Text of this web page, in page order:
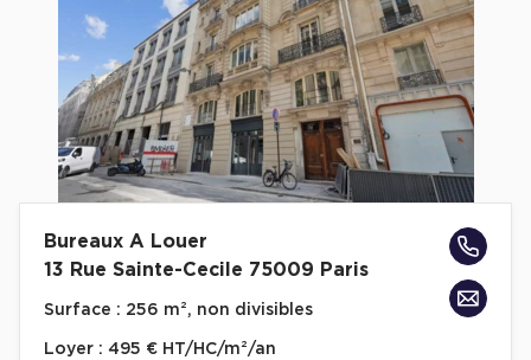
Bureaux A Louer
13 Rue Sainte-Cecile 75009 Paris
Surface : 256 m², non divisibles
Loyer : 495 € HT/HC/m²/an